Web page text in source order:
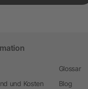
und Kosten
Glossar
Blog